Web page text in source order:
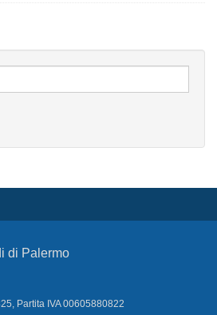
di Palermo
Partita IVA 00605880822